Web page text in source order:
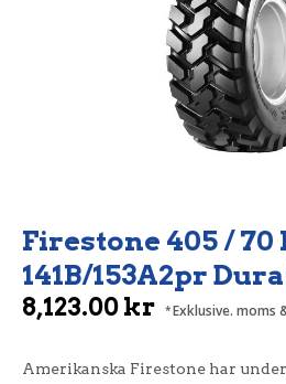
Firestone 405 / 70
141B/153A2pr
8,123.00kr Exklusive. moms
Amerikanska Firestone har